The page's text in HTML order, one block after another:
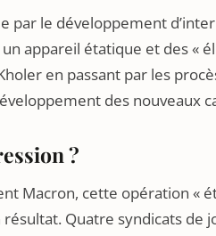
par le développement
appareil étatique et des «
en passant par les
des nouveaux
?
Macron, cette opération «
Quatre syndicats de